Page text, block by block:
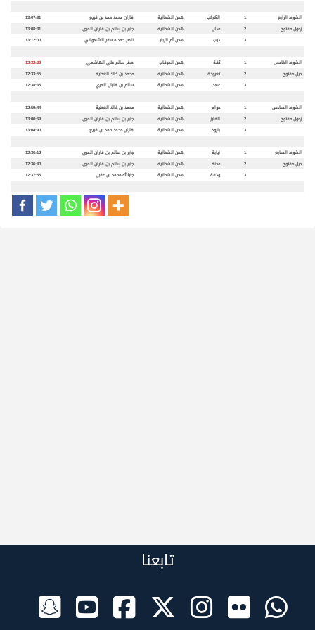
الشوط الرابع 1 الكوكب هجن الشحانية فاران محمد حمد بن قريع
13:07:81
زمول مفتوح
2 مدلل هجن الشحانية جابر بن سالم بن فاران المري
13:08:31
3
ذرب هجن أم الزبار ناصر حمد مسفر الشهواني 13:12:00
الشوط الخامس 1 ثقة هجن المرقاب صقر سالم علي الهاشمي
12:32:09
حيل مفتوح
2 تغرودة هجن الشحانية محمد بن خالد العطية
12:33:55
3
عهد هجن الشحانية سالم بن فاران المري 12:38:35
الشوط السادس 1 حوام هجن الشحانية محمد بن خالد العطية
12:59:44
زمول مفتوح
2 الفايز هجن الشحانية جابر بن سالم بن فاران المري
13:00:69
3
بارود هجن الشحانية فاران محمد حمد بن قريع 13:04:90
الشوط السابع 1 نيابة هجن الشحانية جابر بن سالم بن فاران المري
12:36:12
حيل مفتوح
2 محنة هجن الشحانية جابر بن سالم بن فاران المري
12:36:40
3
وذفة هجن الشحانية جارالله محمد بن عقيل 12:37:55
تابعنا